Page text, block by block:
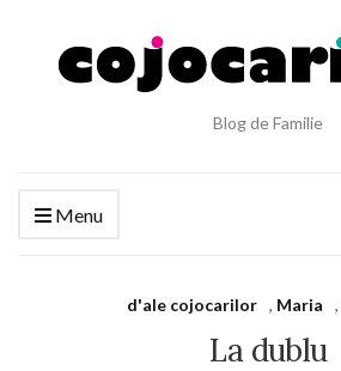
Blog de Familie
Menu
d'ale cojocarilor , Maria ,
La dublu